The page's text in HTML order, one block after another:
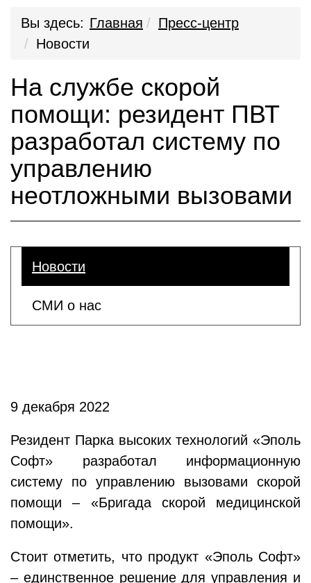
Вы здесь: Главная
Пресс-центр
Новости
На службе скорой
помощи: резидент ПВТ
разработал систему по
управлению
неотложными вызовами
Новости
СМИ о нас
9 декабря 2022
Резидент Парка высоких технологий «Эполь
Софт» разработал информационную
систему по управлению вызовами скорой
помощи – «Бригада скорой медицинской
помощи».
Стоит отметить, что продукт «Эполь Софт»
– единственное решение для управления и